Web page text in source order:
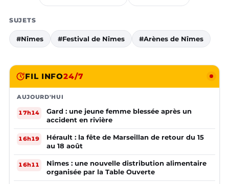
SUJETS
#Nîmes #Festival de Nîmes #Arènes de Nîmes
FIL INFO24/7
AUJOURD'HUI
17h14
Gard : une jeune femme blessée après un
accident en rivière
16h19
Hérault : la fête de Marseillan de retour du 15
au 18 août
16h11
Nîmes : une nouvelle distribution alimentaire
organisée par la Table Ouverte